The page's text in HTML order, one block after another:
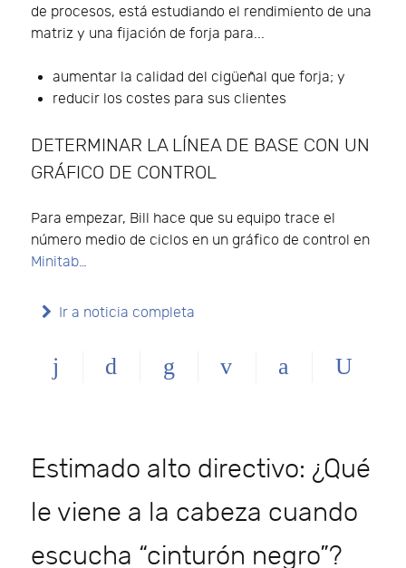
de procesos, está estudiando el rendimiento de una
matriz y una fijación de forja para...
aumentar la calidad del cigüeñal que forja; y
reducir los costes para sus clientes
DETERMINAR LA LÍNEA DE BASE CON UN
GRÁFICO DE CONTROL
Para empezar, Bill hace que su equipo trace el
número medio de ciclos en un gráfico de control en
Minitab…
Ir a noticia completa
Estimado alto directivo: ¿Qué
le viene a la cabeza cuando
escucha “cinturón negro”?